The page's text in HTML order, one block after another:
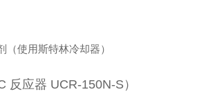
（使用斯特林冷却器）
反应器 UCR-150N-S）